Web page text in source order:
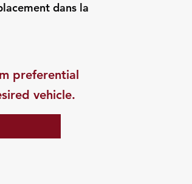
dans la
preferential
vehicle.